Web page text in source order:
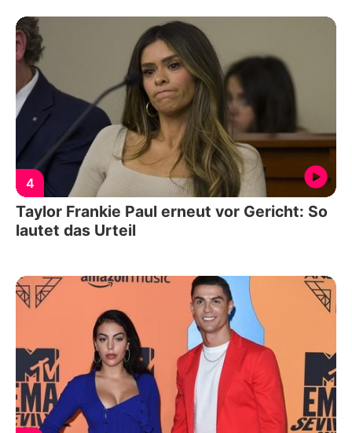
4
Taylor Frankie Paul erneut vor Gericht: So
lautet das Urteil